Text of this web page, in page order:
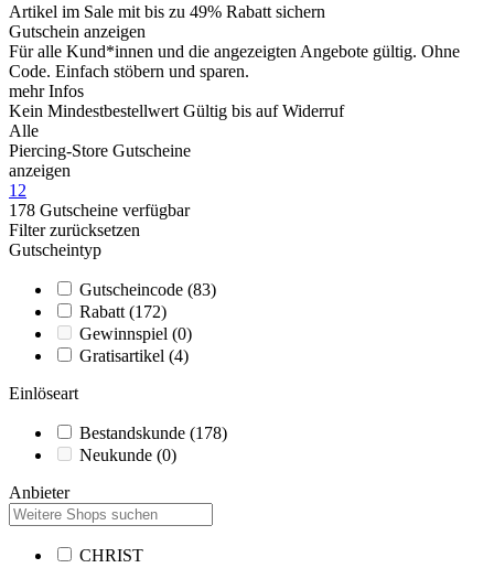
Artikel im Sale mit bis zu 49% Rabatt sichern
Gutschein anzeigen
Für alle Kund*innen und die angezeigten Angebote gültig. Ohne
Code. Einfach stöbern und sparen.
mehr Infos
Kein Mindestbestellwert Gültig bis auf Widerruf
Alle
Piercing-Store Gutscheine
anzeigen
1 2
178 Gutscheine verfügbar
Filter zurücksetzen
Gutscheintyp
Gutscheincode (83)
Rabatt (172)
Gewinnspiel (0)
Gratisartikel (4)
Einlöseart
Bestandskunde (178)
Neukunde (0)
Anbieter
CHRIST